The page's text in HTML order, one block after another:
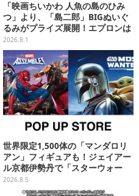
「映画ちいかわ 人魚の島のひみ
つ」より、「島二郎」BIGぬいぐ
るみがプライズ展開！エプロンは
ポケット付き
2026.8.1
世界限定1,500体の「マンダロリ
アン」フィギュアも！ジェイアー
ル京都伊勢丹で「スターウォー
ズ」&「マーベル」ポップアップ
ストア開催
2026.8.5